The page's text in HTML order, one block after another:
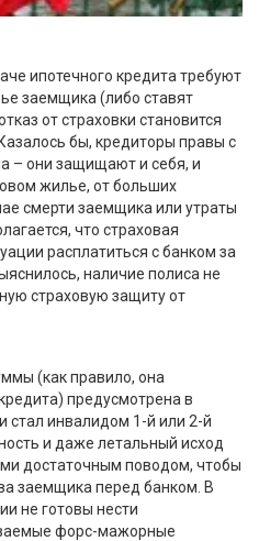
ипотечного кредита требуют
заемщика (либо ставят
от страховки становится
бы, кредиторы правы с
– они защищают и себя, и
жилье, от больших
смерти заемщика или утраты
что страховая
расплатиться с банком за
наличие полиса не
страховую защиту от
(как правило, она
предусмотрена в
стал инвалидом 1-й или 2-й
и даже летальный исход
достаточным поводом, чтобы
заемщика перед банком. В
не готовы нести
форс-мажорные